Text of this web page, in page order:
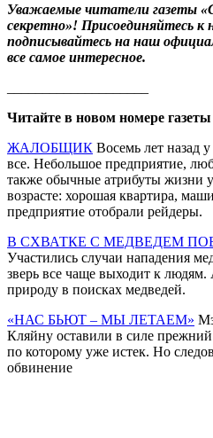
Уважаемые читатели газеты
секретно»! Присоединяйтесь к
подписывайтесь на наш
все самое интересное.
Читайте в новом номере
ЖАЛОБЩИК Восемь лет назад
все. Небольшое предприятие,
также обычные атрибуты жизни
возрасте: хорошая квартира,
предприятие отобрали рейдеры.
В СХВАТКЕ С МЕДВЕДЕМ
Участились случаи нападения
зверь все чаще выходит к
природу в поисках медведей.
«НАС БЬЮТ – МЫ ЛЕТАЕМ»
Кляйну оставили в силе
по которому уже истек. Но
обвинение